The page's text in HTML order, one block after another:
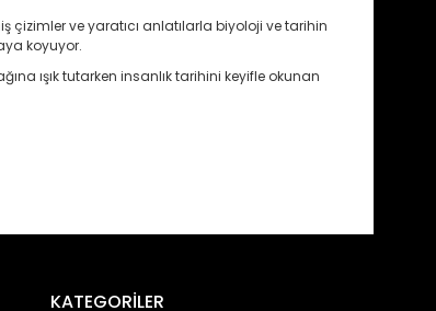
çizimler ve yaratıcı anlatılarla biyoloji ve tarihin
koyuyor.
ışık tutarken insanlık tarihini keyifle okunan
KATEGORİLER